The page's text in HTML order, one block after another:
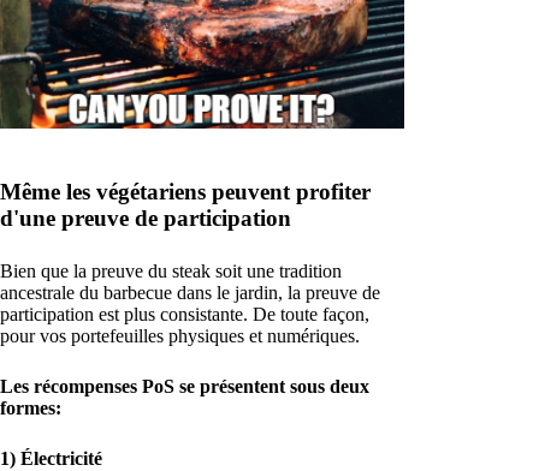
Même les végétariens peuvent profiter
d'une preuve de participation
Bien que la preuve du steak soit une tradition
ancestrale du barbecue dans le jardin, la preuve de
participation est plus consistante. De toute façon,
pour vos portefeuilles physiques et numériques.
Les récompenses PoS se présentent sous deux
formes:
1) Électricité